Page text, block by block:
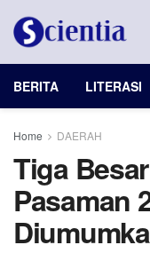
BERITA LITERASI
Home DAERAH
Tiga
Pasaman